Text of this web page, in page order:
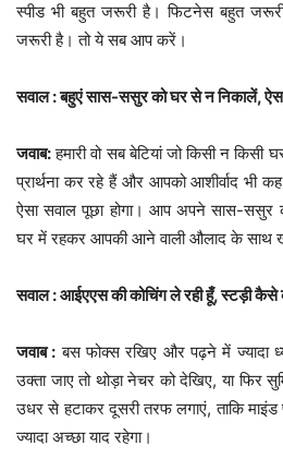
स्पीड भी बहुत जरूरी है। फिटनेस बहुत
जरूरी है। तो ये सब आप करें।
सवाल : बहुएं सास-ससुर को घर से न निकालें,
जवाब:हमारी वो सब बेटियां जो किसी न
प्रार्थना कर रहे हैं और आपको आशीर्वाद भी
ऐसा सवाल पूछा होगा। आप अपने सास-ससुर
घर में रहकर आपकी आने वाली औलाद के साथ
सवाल : आईएएस की कोचिंग ले रही हूँ, स्टड़ी
जवाब : बस फोक्स रखिए और पढ़ने में ज्यादा
उक्ता जाए तो थोड़ा नेचर को देखिए, या फिर
उधर से हटाकर दूसरी तरफ लगाएं, ताकि
ज्यादा अच्छा याद रहेगा।